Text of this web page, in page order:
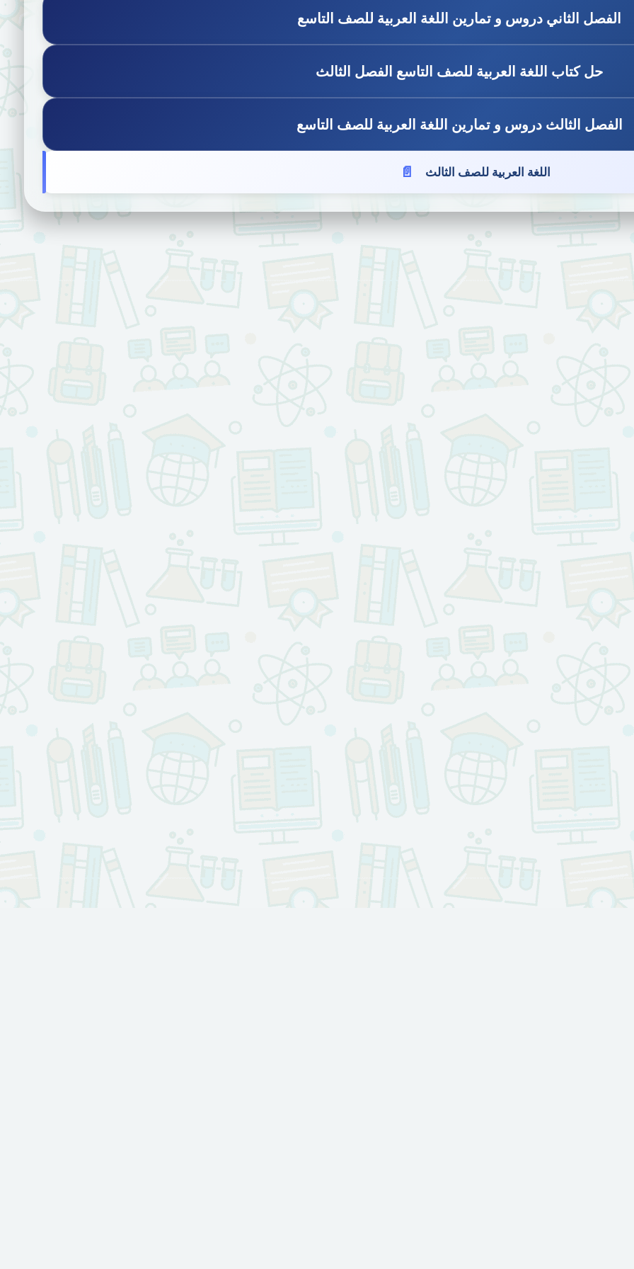
الفصل الثاني دروس و تمارين اللغة العربية للصف التاسع
حل كتاب اللغة العربية للصف التاسع الفصل الثالث
الفصل الثالث دروس و تمارين اللغة العربية للصف التاسع
اللغة العربية للصف الثالث